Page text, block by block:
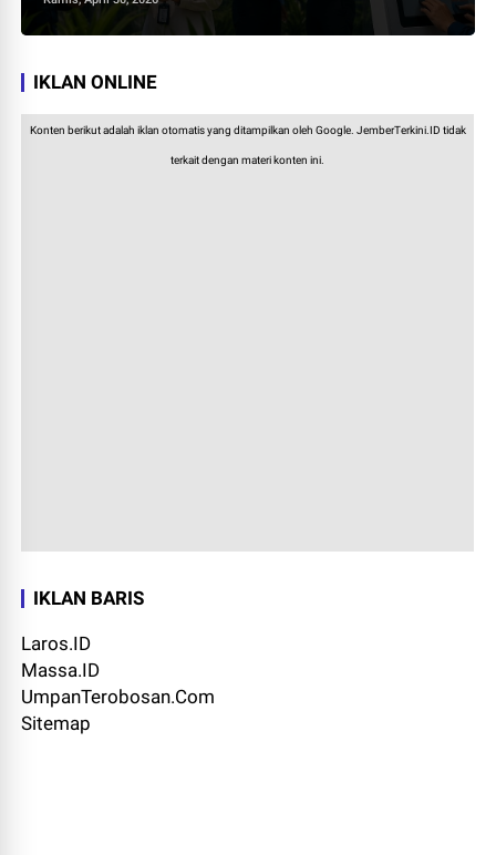
IKLAN ONLINE
Konten berikut adalah iklan otomatis yang ditampilkan oleh Google. JemberTerkini.ID tidak
terkait dengan materi konten ini.
IKLAN BARIS
Laros.ID
Massa.ID
UmpanTerobosan.Com
Sitemap